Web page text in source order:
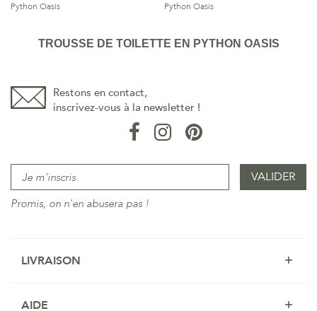
Python Oasis
Python Oasis
TROUSSE DE TOILETTE EN PYTHON OASIS
Restons en contact,
inscrivez-vous à la newsletter !
Promis, on n'en abusera pas !
LIVRAISON
AIDE